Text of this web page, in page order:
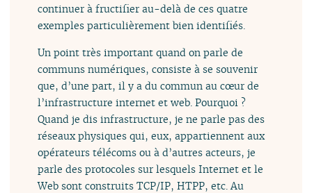
continuer à fructifier au-delà de ces quatre
exemples particulièrement bien identifiés.
Un point très important quand on parle de
communs numériques, consiste à se souvenir
que, d’une part, il y a du commun au cœur de
l’infrastructure internet et web. Pourquoi ?
Quand je dis infrastructure, je ne parle pas des
réseaux physiques qui, eux, appartiennent aux
opérateurs télécoms ou à d’autres acteurs, je
parle des protocoles sur lesquels Internet et le
Web sont construits TCP/IP, HTPP, etc. Au